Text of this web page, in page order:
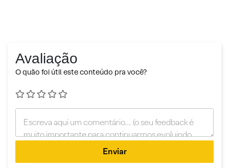
Avaliação
O quão foi útil este conteúdo pra você?
Enviar